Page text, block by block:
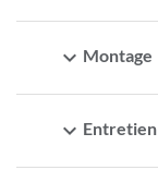
expand_more Montage
expand_more Entretien